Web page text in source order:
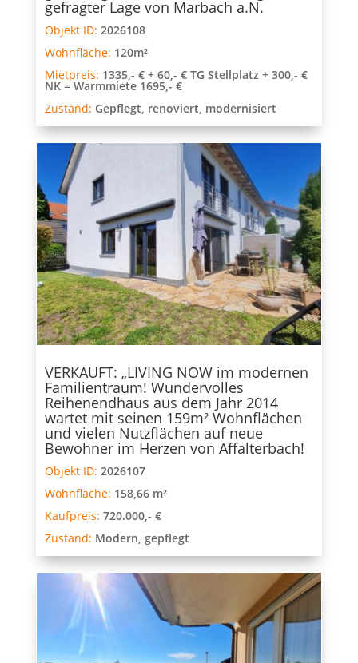
gefragter Lage von Marbach a.N.
Objekt ID: 2026108
Wohnfläche: 120m²
Mietpreis: 1335,- € + 60,- € TG Stellplatz + 300,- €
NK = Warmmiete 1695,- €
Zustand: Gepflegt, renoviert, modernisiert
VERKAUFT: „LIVING NOW im modernen
Familientraum! Wundervolles
Reihenendhaus aus dem Jahr 2014
wartet mit seinen 159m² Wohnflächen
und vielen Nutzflächen auf neue
Bewohner im Herzen von Affalterbach!
Objekt ID: 2026107
Wohnfläche: 158,66 m²
Kaufpreis: 720.000,- €
Zustand: Modern, gepflegt